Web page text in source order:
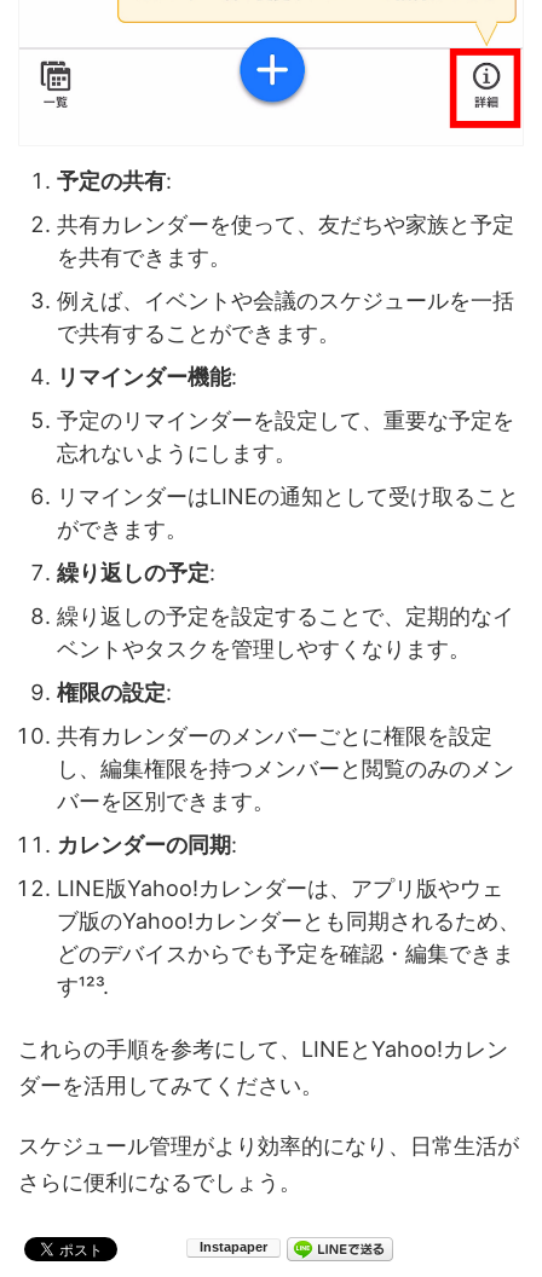
予定の共有:
共有カレンダーを使って、友だちや家族と予定
を共有できます。
例えば、イベントや会議のスケジュールを一括
で共有することができます。
リマインダー機能:
予定のリマインダーを設定して、重要な予定を
忘れないようにします。
リマインダーはLINEの通知として受け取ること
ができます。
繰り返しの予定:
繰り返しの予定を設定することで、定期的なイ
ベントやタスクを管理しやすくなります。
権限の設定:
共有カレンダーのメンバーごとに権限を設定
し、編集権限を持つメンバーと閲覧のみのメン
バーを区別できます。
カレンダーの同期:
LINE版Yahoo!カレンダーは、アプリ版やウェ
ブ版のYahoo!カレンダーとも同期されるため、
どのデバイスからでも予定を確認・編集できま
す¹²³.
これらの手順を参考にして、LINEとYahoo!カレン
ダーを活用してみてください。
スケジュール管理がより効率的になり、日常生活が
さらに便利になるでしょう。